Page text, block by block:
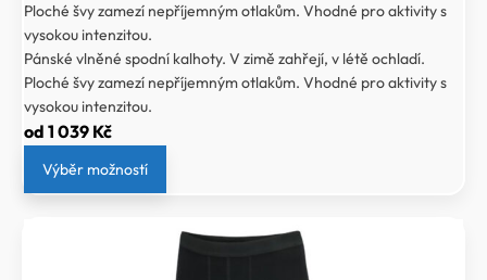
Ploché švy zamezí nepříjemným otlakům. Vhodné pro aktivity s
vysokou intenzitou.
Pánské vlněné spodní kalhoty. V zimě zahřejí, v létě ochladí.
Ploché švy zamezí nepříjemným otlakům. Vhodné pro aktivity s
vysokou intenzitou.
od 1 039 Kč
Výběr možností